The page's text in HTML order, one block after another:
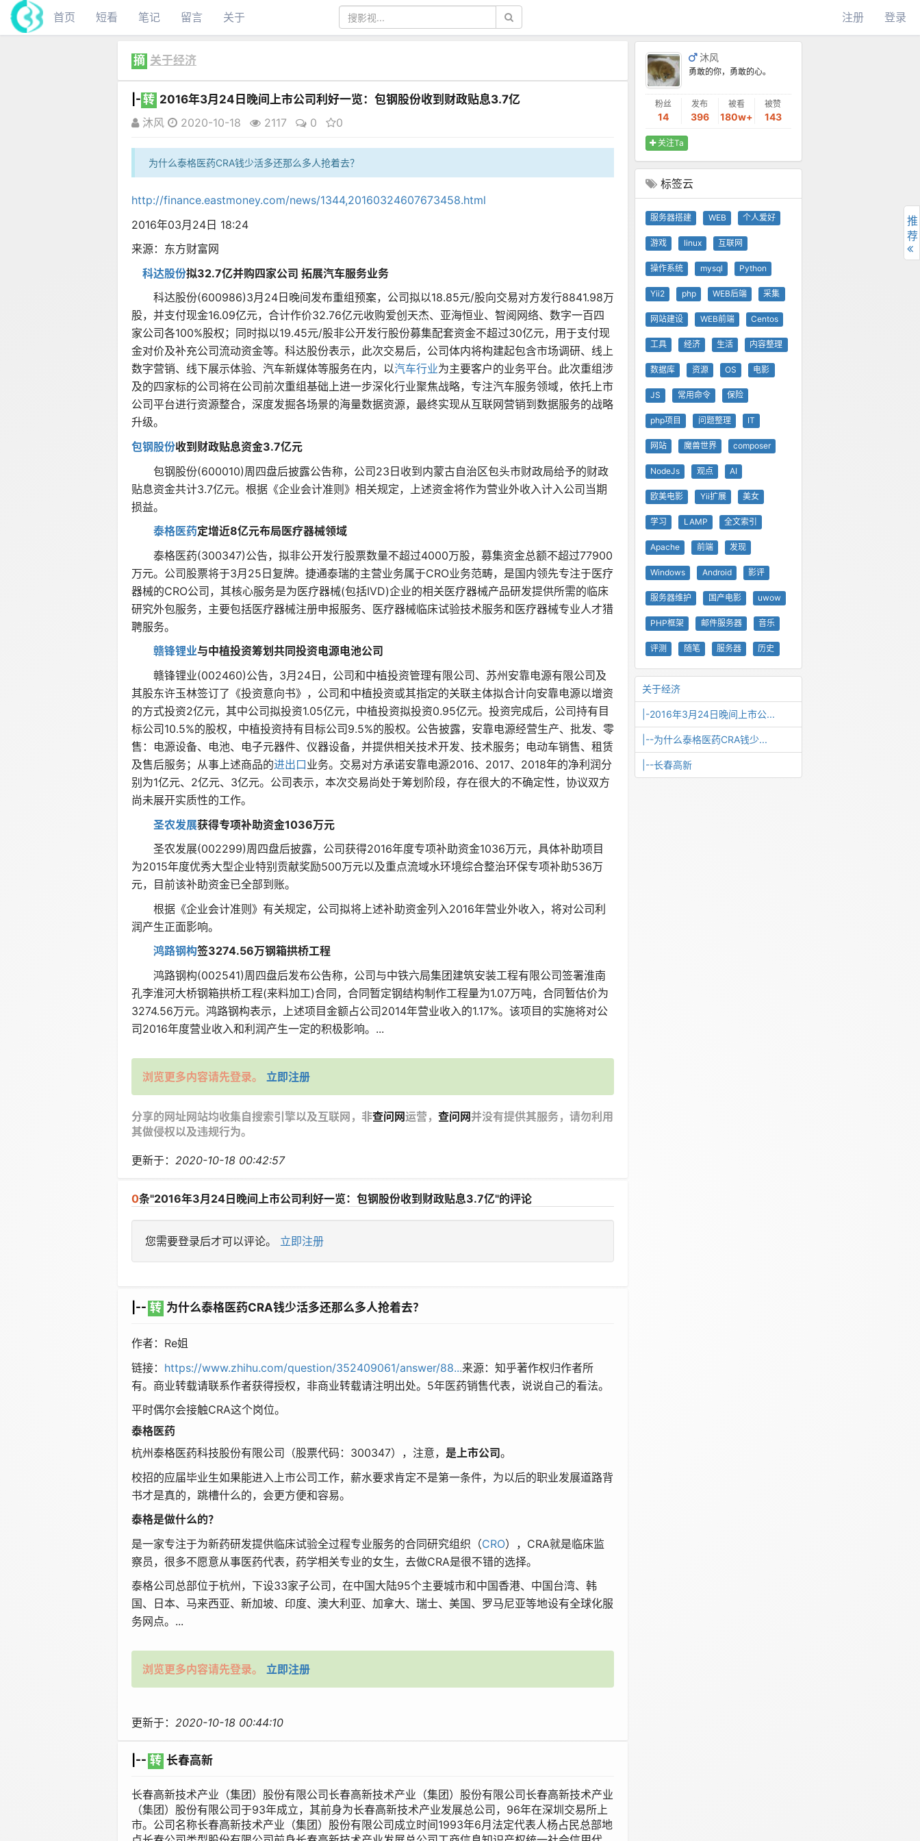
首页 短看 笔记 留言 关于 注册 登录
摘 关于经济
|- 转 2016年3月24日晚间上市公司利好一览：包钢股份收到财政贴息3.7亿
沐风
2020-10-18 2117 0 0
为什么泰格医药CRA钱少活多还那么多人抢着去？
http://finance.eastmoney.com/news/1344,20160324607673458.html
2016年03月24日 18:24
来源：东方财富网
科达股份拟32.7亿并购四家公司 拓展汽车服务业务
科达股份(600986)3月24日晚间发布重组预案，公司拟以18.85元/股向交易对方发行8841.98万
股，并支付现金16.09亿元，合计作价32.76亿元收购爱创天杰、亚海恒业、智阅网络、数字一百四
家公司各100%股权；同时拟以19.45元/股非公开发行股份募集配套资金不超过30亿元，用于支付现
金对价及补充公司流动资金等。科达股份表示，此次交易后，公司体内将构建起包含市场调研、线上
数字营销、线下展示体验、汽车新媒体等服务在内，以汽车行业为主要客户的业务平台。此次重组涉
及的四家标的公司将在公司前次重组基础上进一步深化行业聚焦战略，专注汽车服务领域，依托上市
公司平台进行资源整合，深度发掘各场景的海量数据资源，最终实现从互联网营销到数据服务的战略
升级。
包钢股份收到财政贴息资金3.7亿元
包钢股份(600010)周四盘后披露公告称，公司23日收到内蒙古自治区包头市财政局给予的财政
贴息资金共计3.7亿元。根据《企业会计准则》相关规定，上述资金将作为营业外收入计入公司当期
损益。
泰格医药定增近8亿元布局医疗器械领域
泰格医药(300347)公告，拟非公开发行股票数量不超过4000万股，募集资金总额不超过77900
万元。公司股票将于3月25日复牌。捷通泰瑞的主营业务属于CRO业务范畴，是国内领先专注于医疗
器械的CRO公司，其核心服务是为医疗器械(包括IVD)企业的相关医疗器械产品研发提供所需的临床
研究外包服务，主要包括医疗器械注册申报服务、医疗器械临床试验技术服务和医疗器械专业人才猎
聘服务。
赣锋锂业与中植投资筹划共同投资电源电池公司
赣锋锂业(002460)公告，3月24日，公司和中植投资管理有限公司、苏州安靠电源有限公司及
其股东许玉林签订了《投资意向书》，公司和中植投资或其指定的关联主体拟合计向安靠电源以增资
的方式投资2亿元，其中公司拟投资1.05亿元，中植投资拟投资0.95亿元。投资完成后，公司持有目
标公司10.5%的股权，中植投资持有目标公司9.5%的股权。公告披露，安靠电源经营生产、批发、零
售：电源设备、电池、电子元器件、仪器设备，并提供相关技术开发、技术服务；电动车销售、租赁
及售后服务；从事上述商品的进出口业务。交易对方承诺安靠电源2016、2017、2018年的净利润分
别为1亿元、2亿元、3亿元。公司表示，本次交易尚处于筹划阶段，存在很大的不确定性，协议双方
尚未展开实质性的工作。
圣农发展获得专项补助资金1036万元
圣农发展(002299)周四盘后披露，公司获得2016年度专项补助资金1036万元，具体补助项目
为2015年度优秀大型企业特别贡献奖励500万元以及重点流域水环境综合整治环保专项补助536万
元，目前该补助资金已全部到账。
根据《企业会计准则》有关规定，公司拟将上述补助资金列入2016年营业外收入，将对公司利
润产生正面影响。
鸿路钢构签3274.56万钢箱拱桥工程
鸿路钢构(002541)周四盘后发布公告称，公司与中铁六局集团建筑安装工程有限公司签署淮南
孔李淮河大桥钢箱拱桥工程(来料加工)合同，合同暂定钢结构制作工程量为1.07万吨，合同暂估价为
3274.56万元。鸿路钢构表示，上述项目金额占公司2014年营业收入的1.17%。该项目的实施将对公
司2016年度营业收入和利润产生一定的积极影响。...
浏览更多内容请先登录。 立即注册
分享的网址网站均收集自搜索引擎以及互联网，非查问网运营， 查问网并没有提供其服务，请勿利用
其做侵权以及违规行为。
更新于： 2020-10-18 00:42:57
0条"2016年3月24日晚间上市公司利好一览：包钢股份收到财政贴息3.7亿"的评论
您需要登录后才可以评论。 立即注册
|-- 转 为什么泰格医药CRA钱少活多还那么多人抢着去？
作者：Re姐
链接： https://www.zhihu.com/question/352409061/answer/88...来源：知乎著作权归作者所
有。商业转载请联系作者获得授权，非商业转载请注明出处。5年医药销售代表，说说自己的看法。
平时偶尔会接触CRA这个岗位。
泰格医药
杭州泰格医药科技股份有限公司（股票代码：300347），注意， 是上市公司。
校招的应届毕业生如果能进入上市公司工作，薪水要求肯定不是第一条件，为以后的职业发展道路背
书才是真的，跳槽什么的，会更方便和容易。
泰格是做什么的？
是一家专注于为新药研发提供临床试验全过程专业服务的合同研究组织（CRO），CRA就是临床监
察员，很多不愿意从事医药代表，药学相关专业的女生，去做CRA是很不错的选择。
泰格公司总部位于杭州，下设33家子公司，在中国大陆95个主要城市和中国香港、中国台湾、韩
国、日本、马来西亚、新加坡、印度、澳大利亚、加拿大、瑞士、美国、罗马尼亚等地设有全球化服
务网点。...
浏览更多内容请先登录。 立即注册
更新于： 2020-10-18 00:44:10
|-- 转 长春高新
长春高新技术产业（集团）股份有限公司长春高新技术产业（集团）股份有限公司长春高新技术产业
（集团）股份有限公司于93年成立，其前身为长春高新技术产业发展总公司，96年在深圳交易所上
市。公司名称长春高新技术产业（集团）股份有限公司成立时间1993年6月法定代表人杨占民总部地
沐风
勇敢的你，勇敢的心。
粉丝
14
发布
396
被看
180w+
被赞
143
关注Ta
标签云
服务器搭建 WEB 个人爱好
游戏 linux 互联网
操作系统 mysql Python
Yii2 php WEB后端 采集
网站建设 WEB前端 Centos
工具 经济 生活 内容整理
数据库 资源 OS 电影
JS 常用命令 保险
php项目 问题整理 IT
网站 魔兽世界 composer
NodeJs 观点 AI
欧美电影 Yii扩展 美女
学习 LAMP 全文索引
Apache 前端 发现
Windows Android 影评
服务器维护 国产电影 uwow
PHP框架 邮件服务器 音乐
评测 随笔 服务器 历史
关于经济
|-2016年3月24日晚间上市公...
|--为什么泰格医药CRA钱少...
|--长春高新
推
荐